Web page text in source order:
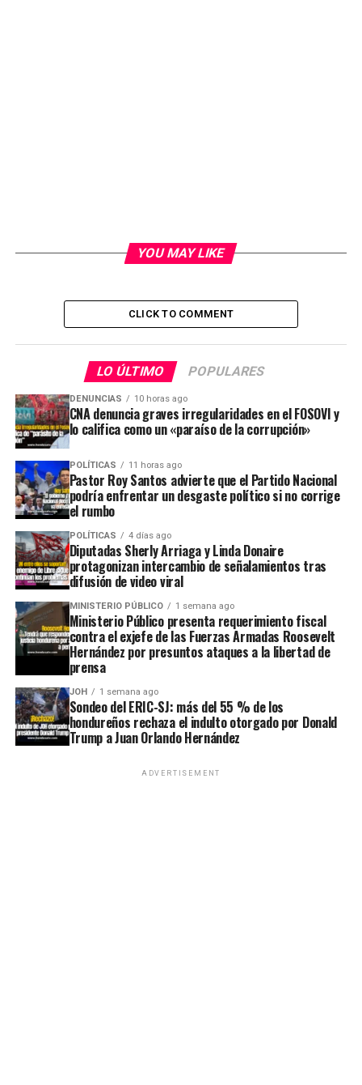
YOU MAY LIKE
CLICK TO COMMENT
LO ÚLTIMO POPULARES
DENUNCIAS 10 horas ago
CNA denuncia graves irregularidades en el FOSOVI y
lo califica como un «paraíso de la corrupción»
POLÍTICAS 11 horas ago
Pastor Roy Santos advierte que el Partido Nacional
podría enfrentar un desgaste político si no corrige
el rumbo
POLÍTICAS 4 días ago
Diputadas Sherly Arriaga y Linda Donaire
protagonizan intercambio de señalamientos tras
difusión de video viral
MINISTERIO PÚBLICO 1 semana ago
Ministerio Público presenta requerimiento fiscal
contra el exjefe de las Fuerzas Armadas Roosevelt
Hernández por presuntos ataques a la libertad de
prensa
JOH 1 semana ago
Sondeo del ERIC-SJ: más del 55 % de los
hondureños rechaza el indulto otorgado por Donald
Trump a Juan Orlando Hernández
ADVERTISEMENT